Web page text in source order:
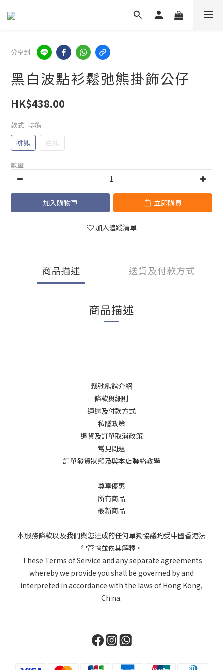
分享到
黑白波點衫鬆弛熊掛飾公仔
HK$438.00
款式 : 啡熊
啡熊 白熊
數量
加入購物車 立即購買
加入追蹤清單
商品描述 送貨及付款方式
商品描述
鬆弛熊館介紹
條款與細則
運送及付款方式
私隱政策
退貨及訂單取消政策
常見問題
訂單發貨狀態及與本店聯絡教學
尊享優惠
所有商品
最新商品
本服務條款以及我們與您達成的任何單獨協議均受中國香港法
律管轄並依其解釋。
These Terms of Service and any separate agreements
whereby we provide you shall be governed by and
interpreted in accordance with the laws of Hong Kong,
China.